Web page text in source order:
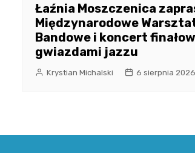
Łaźnia Moszczenica
Międzynarodowe
Bandowe i koncert
gwiazdami jazzu
Krystian Michalski 6 sierpnia 2026